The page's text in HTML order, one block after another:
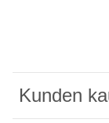
Kunden